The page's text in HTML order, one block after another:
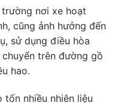
trường nơi xe hoạt
cũng ảnh hưởng đến
sử dụng điều hòa
trên đường gồ
hao.
nhiều nhiên liệu